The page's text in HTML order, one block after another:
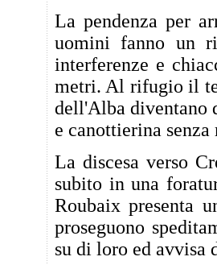
La pendenza per
uomini fanno un
interferenze e
metri. Al rifugio il
dell'Alba diventano
e canottierina senza
La discesa verso
subito in una
Roubaix presenta
proseguono
su di loro ed avvisa